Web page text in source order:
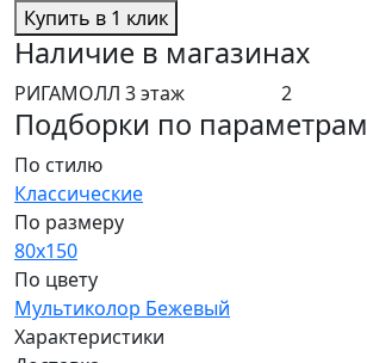
Купить в 1 клик
Наличие в магазинах
РИГАМОЛЛ 3 этаж 2
Подборки по параметрам
По стилю
Классические
По размеру
80x150
По цвету
Мультиколор Бежевый
Характеристики